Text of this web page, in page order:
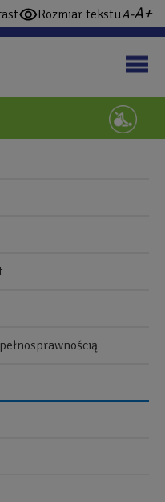
włącz
wysoki
Rozmiar tekstu